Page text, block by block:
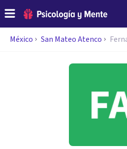
México San Mateo Atenco